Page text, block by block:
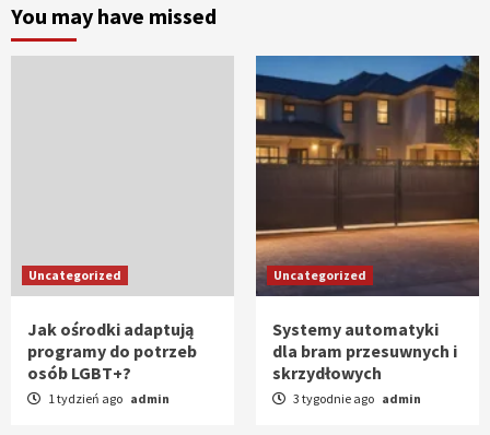
You may have missed
Uncategorized
Jak ośrodki adaptują
programy do potrzeb
osób LGBT+?
1 tydzień ago admin
Uncategorized
Systemy automatyki
dla bram przesuwnych i
skrzydłowych
3 tygodnie ago admin